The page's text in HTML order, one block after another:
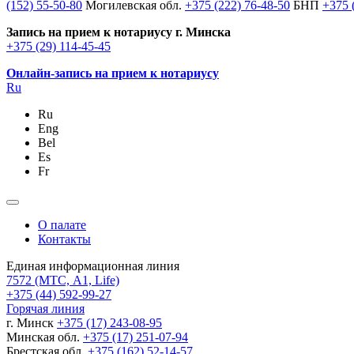
(152) 55-50-80 Могилевская обл. +375 (222) 76-48-50 БНП +375
Запись на прием к нотариусу г. Минска
+375 (29) 114-45-45
Онлайн-запись на прием к нотариусу
Ru
Ru
Eng
Bel
Es
Fr
О палате
Контакты
Единая информационная линия
7572 (МТС, A1, Life)
+375 (44) 592-99-27
Горячая линия
г. Минск +375 (17) 243-08-95
Минская обл. +375 (17) 251-07-94
Брестская обл. +375 (162) 52-14-57